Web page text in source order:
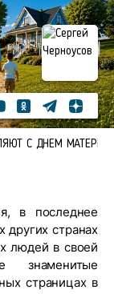
Одноклассники
ТелеграмЯндекс
С ДНЕМ МАТЕРИ
в последнее
других странах
людей в своей
знаменитые
страницах в